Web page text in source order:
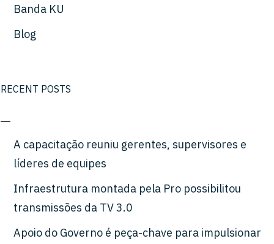
Banda KU
Blog
RECENT POSTS
A capacitação reuniu gerentes, supervisores e
líderes de equipes
Infraestrutura montada pela Pro possibilitou
transmissões da TV 3.0
Apoio do Governo é peça-chave para impulsionar